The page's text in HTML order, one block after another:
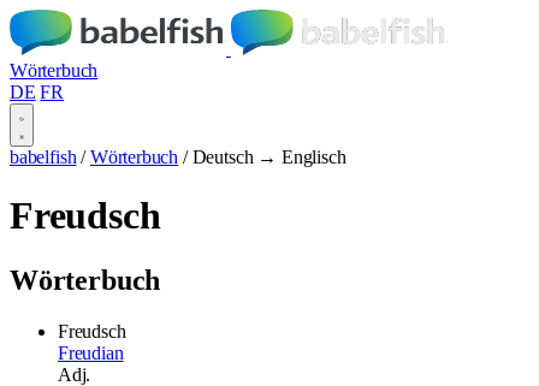
Wörterbuch
DE FR
babelfish / Wörterbuch / Deutsch → Englisch
Freudsch
Wörterbuch
Freudsch
Freudian
Adj.